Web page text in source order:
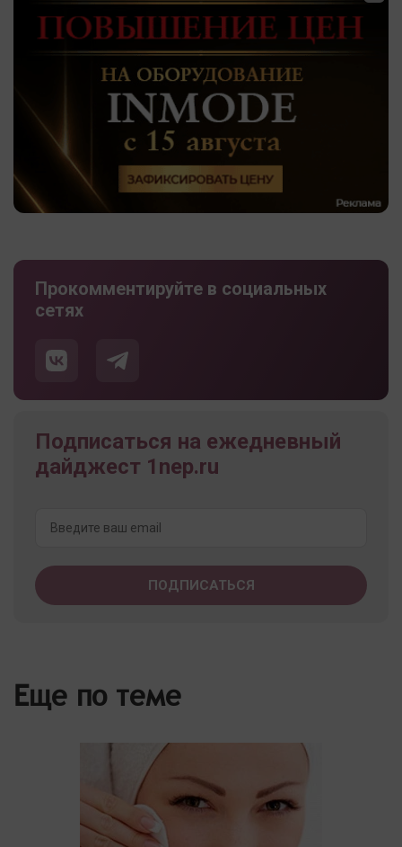
Прокомментируйте в социальных
сетях
Подписаться на ежедневный
дайджест 1nep.ru
Еще по теме